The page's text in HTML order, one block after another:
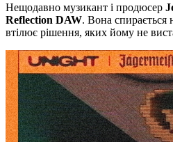
Нещодавно музикант і продюсер
Reflection DAW. Вона спирається
втілює рішення, яких йому не